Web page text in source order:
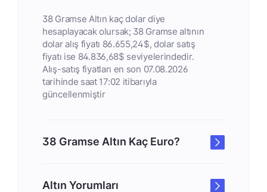
38 Gramse Altın kaç dolar diye
hesaplayacak olursak; 38 Gramse altının
dolar alış fiyatı 86.655,24$, dolar satış
fiyatı ise 84.836,68$ seviyelerindedir.
Alış-satış fiyatları en son 07.08.2026
tarihinde saat 17:02 itibarıyla
güncellenmiştir
38 Gramse Altın Kaç Euro?
Altın Yorumları